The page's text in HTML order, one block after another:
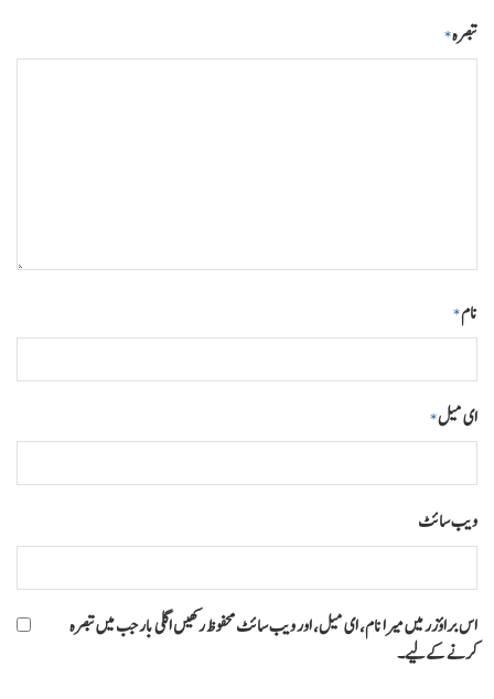
تبصرہ*
نام*
ای میل*
ویب‌ سائٹ
اس براؤزر میں میرا نام، ای میل، اور ویب سائٹ محفوظ رکھیں اگلی بار جب میں تبصرہ
کرنے کےلیے۔